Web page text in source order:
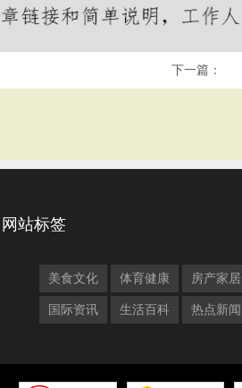
下一篇：
网站标签
美食文化 体育健康 房产家居
国际资讯 生活百科 热点新闻